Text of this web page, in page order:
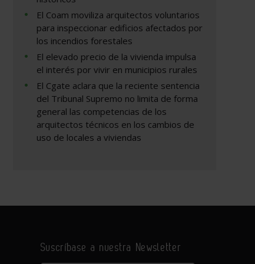
El Coam moviliza arquitectos voluntarios
para inspeccionar edificios afectados por
los incendios forestales
El elevado precio de la vivienda impulsa
el interés por vivir en municipios rurales
El Cgate aclara que la reciente sentencia
del Tribunal Supremo no limita de forma
general las competencias de los
arquitectos técnicos en los cambios de
uso de locales a viviendas
Suscríbase a nuestra Newsletter